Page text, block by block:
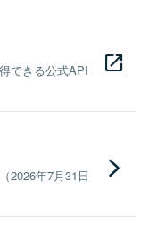
できる公式API
2026年7月31日